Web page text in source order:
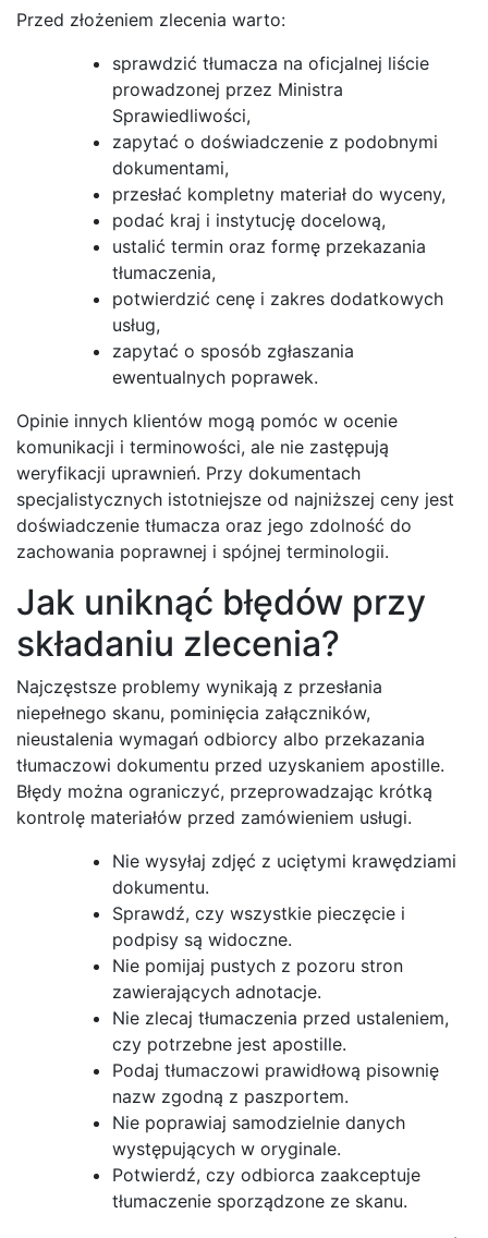
Przed złożeniem zlecenia warto:
sprawdzić tłumacza na oficjalnej liście
prowadzonej przez Ministra
Sprawiedliwości,
zapytać o doświadczenie z podobnymi
dokumentami,
przesłać kompletny materiał do wyceny,
podać kraj i instytucję docelową,
ustalić termin oraz formę przekazania
tłumaczenia,
potwierdzić cenę i zakres dodatkowych
usług,
zapytać o sposób zgłaszania
ewentualnych poprawek.
Opinie innych klientów mogą pomóc w ocenie
komunikacji i terminowości, ale nie zastępują
weryfikacji uprawnień. Przy dokumentach
specjalistycznych istotniejsze od najniższej ceny jest
doświadczenie tłumacza oraz jego zdolność do
zachowania poprawnej i spójnej terminologii.
Jak uniknąć błędów przy
składaniu zlecenia?
Najczęstsze problemy wynikają z przesłania
niepełnego skanu, pominięcia załączników,
nieustalenia wymagań odbiorcy albo przekazania
tłumaczowi dokumentu przed uzyskaniem apostille.
Błędy można ograniczyć, przeprowadzając krótką
kontrolę materiałów przed zamówieniem usługi.
Nie wysyłaj zdjęć z uciętymi krawędziami
dokumentu.
Sprawdź, czy wszystkie pieczęcie i
podpisy są widoczne.
Nie pomijaj pustych z pozoru stron
zawierających adnotacje.
Nie zlecaj tłumaczenia przed ustaleniem,
czy potrzebne jest apostille.
Podaj tłumaczowi prawidłową pisownię
nazw zgodną z paszportem.
Nie poprawiaj samodzielnie danych
występujących w oryginale.
Potwierdź, czy odbiorca zaakceptuje
tłumaczenie sporządzone ze skanu.